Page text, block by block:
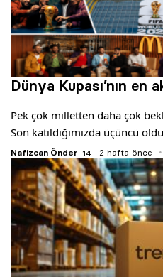
Dünya Kupası’nın en
Pek çok milletten daha çok
Son katıldığımızda üçüncü
Nafizcan Önder 2 hafta önce
Etkinlikler
Söyleşiler
Kariyer
Yazarlar
Araştırma